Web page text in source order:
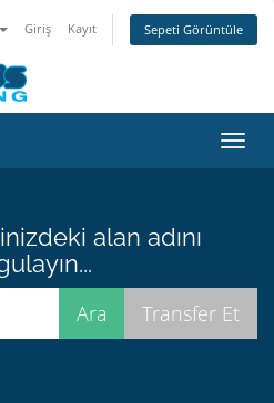
Giriş Kayıt Sepeti Görüntüle
alan adını